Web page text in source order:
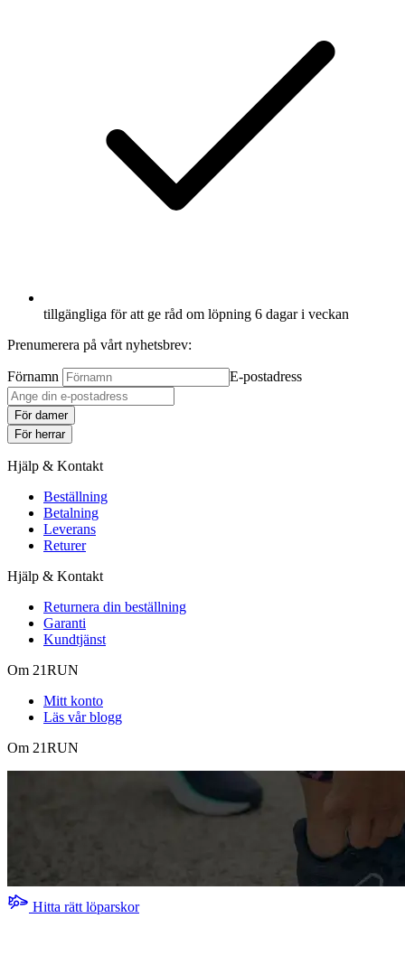
tillgängliga för att ge råd om löpning 6 dagar i veckan
Prenumerera på vårt nyhetsbrev:
Förnamn E-postadress
För damer
För herrar
Hjälp & Kontakt
Beställning
Betalning
Leverans
Returer
Hjälp & Kontakt
Returnera din beställning
Garanti
Kundtjänst
Om 21RUN
Mitt konto
Läs vår blogg
Om 21RUN
Hitta rätt löparskor